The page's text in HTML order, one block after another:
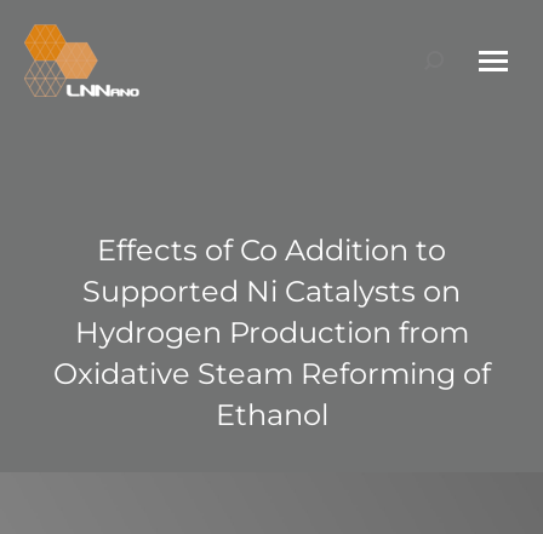
Search:
Effects of Co Addition to
Supported Ni Catalysts on
Hydrogen Production from
Oxidative Steam Reforming of
Ethanol